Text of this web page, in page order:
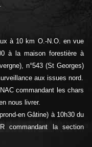
à 10 km O.-N.O. en vue
à la maison forestière à
n°543 (St Georges)
aux issues nord.
commandant les chars
nous livrer.
en Gâtine) à 10h30 du
commandant la section